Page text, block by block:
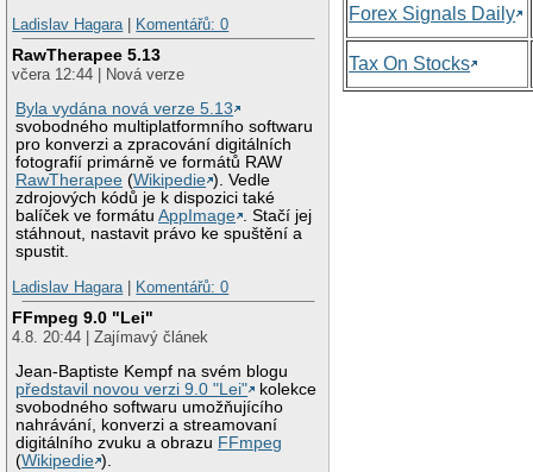
Ladislav Hagara
Komentářů: 0
RawTherapee 5.13
včera 12:44 | Nová verze
Byla vydána nová verze 5.13
svobodného multiplatformního softwaru
pro konverzi a zpracování digitálních
fotografií primárně ve formátů RAW
RawTherapee (Wikipedie ). Vedle
zdrojových kódů je k dispozici také
balíček ve formátuAppImage . Stačí jej
stáhnout, nastavit právo ke spuštění a
spustit.
Ladislav Hagara
Komentářů: 0
FFmpeg 9.0 "Lei"
4.8. 20:44 | Zajímavý článek
Jean-Baptiste Kempf na svém blogu
představil novou verzi 9.0 "Lei"
kolekce
svobodného softwaru umožňujícího
nahrávání, konverzi a streamovaní
digitálního zvuku a obrazu FFmpeg
(Wikipedie ).
Forex Signals Daily
Tax On Stocks